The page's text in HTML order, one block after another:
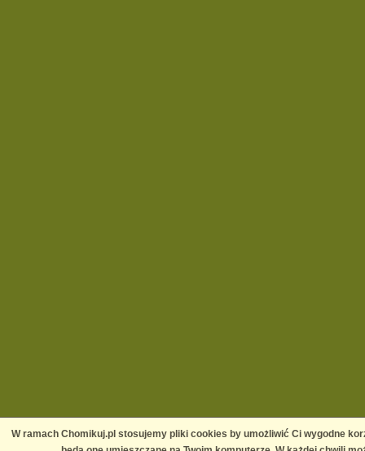
W ramach Chomikuj.pl stosujemy pliki cookies by umożliwić Ci wygodne